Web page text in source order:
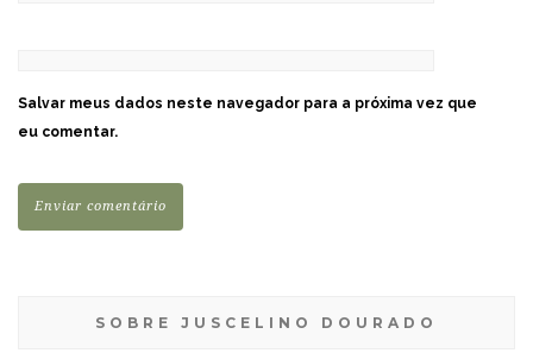
Salvar meus dados neste navegador para a próxima vez que
eu comentar.
SOBRE JUSCELINO DOURADO